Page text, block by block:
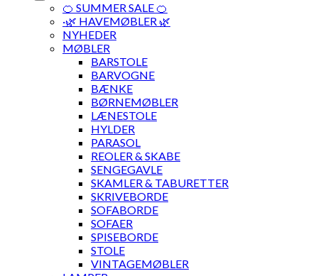
🍊 SUMMER SALE 🍊
·🌿 HAVEMØBLER 🌿
NYHEDER
MØBLER
BARSTOLE
BARVOGNE
BÆNKE
BØRNEMØBLER
LÆNESTOLE
HYLDER
PARASOL
REOLER & SKABE
SENGEGAVLE
SKAMLER & TABURETTER
SKRIVEBORDE
SOFABORDE
SOFAER
SPISEBORDE
STOLE
VINTAGEMØBLER